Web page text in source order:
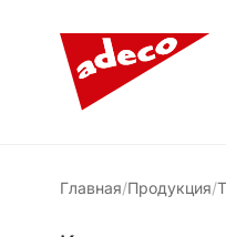
Главная Продукция